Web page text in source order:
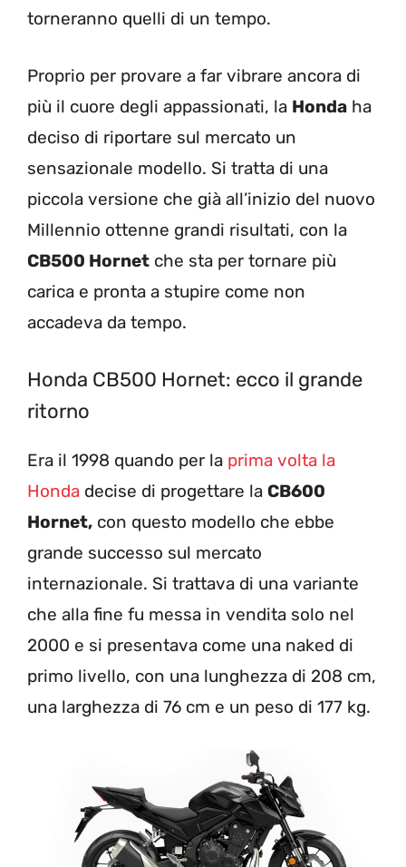
torneranno quelli di un tempo.
Proprio per provare a far vibrare ancora di
più il cuore degli appassionati, la Honda ha
deciso di riportare sul mercato un
sensazionale modello. Si tratta di una
piccola versione che già all’inizio del nuovo
Millennio ottenne grandi risultati, con la
CB500 Hornet che sta per tornare più
carica e pronta a stupire come non
accadeva da tempo.
Honda CB500 Hornet: ecco il grande
ritorno
Era il 1998 quando per la prima volta la
Honda decise di progettare la CB600
Hornet, con questo modello che ebbe
grande successo sul mercato
internazionale. Si trattava di una variante
che alla fine fu messa in vendita solo nel
2000 e si presentava come una naked di
primo livello, con una lunghezza di 208 cm,
una larghezza di 76 cm e un peso di 177 kg.